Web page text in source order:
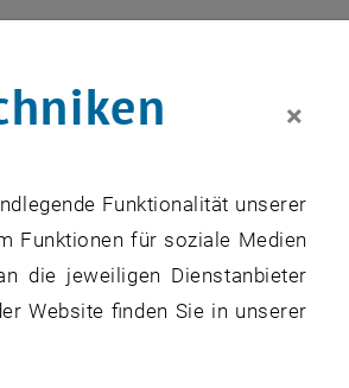
künstlerischer Arbeiten von
×
Funktionalität unserer
Funktionen für soziale Medien
die jeweiligen Dienstanbieter
Website finden Sie in unserer